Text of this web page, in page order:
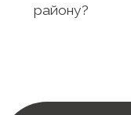
району?